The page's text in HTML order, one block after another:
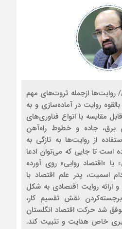
روایت‌ها ازجمله ثروت‌های مهم
روایت در آماده‌سازی و به
مقایسه با انواع فناوری‌های
برق، جاده و خطوط راه‌آهن
از روایت‌ها به تازگی به
است تا جایی که می‌توان ادعا
«اقتصاد روایی» روی آورده
اسمیت، پدر علم اقتصاد با
ارائه روایت اقتصادی به شکل
نقش تقسیم کار،
شد حرکت اقتصاد انگلستان
خاص هدایت و تثبیت کند.